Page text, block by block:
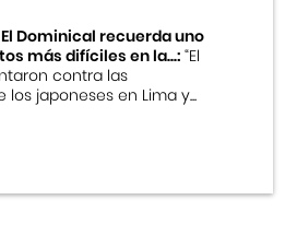
Dominical recuerda uno
más difíciles en la...:“El
contra las
los japoneses en Lima y...